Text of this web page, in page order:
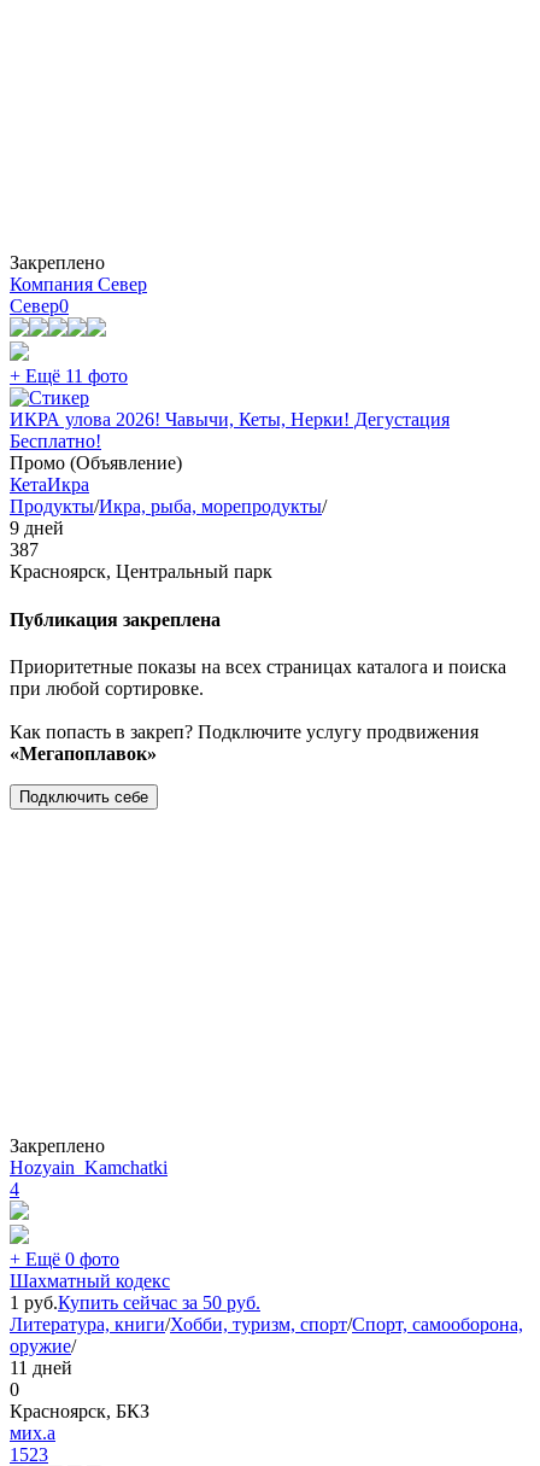
Закреплено
Компания Север
Север0
+ Ещё 11 фото
ИКРА улова 2026! Чавычи, Кеты, Нерки! Дегустация
Бесплатно!
Промо (Объявление)
КетаИкра
Продукты/Икра, рыба, морепродукты/
9 дней
387
Красноярск, Центральный парк
Публикация закреплена
Приоритетные показы на всех страницах каталога и поиска
при любой сортировке.
Как попасть в закреп? Подключите услугу продвижения
«Мегапоплавок»
Подключить себе
Закреплено
Hozyain_Kamchatki
4
+ Ещё 0 фото
Шахматный кодекс
1 руб.Купить сейчас за 50 руб.
Литература, книги/Хобби, туризм, спорт/Спорт, самооборона,
оружие/
11 дней
0
Красноярск, БКЗ
мих.а
1523